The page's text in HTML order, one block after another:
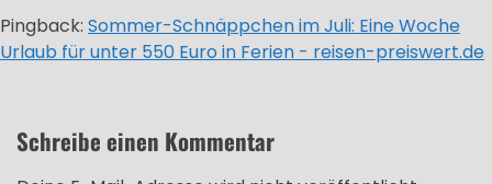
Pingback: Sommer-Schnäppchen im Juli: Eine Woche
Urlaub für unter 550 Euro in Ferien - reisen-preiswert.de
Schreibe einen Kommentar